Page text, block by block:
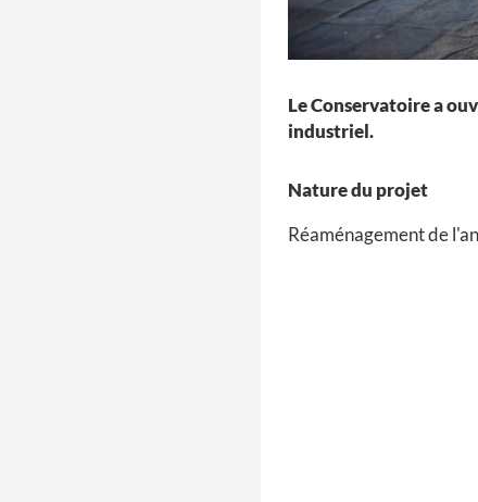
Le Conservatoire a
industriel.
Nature du projet
Réaménagement de